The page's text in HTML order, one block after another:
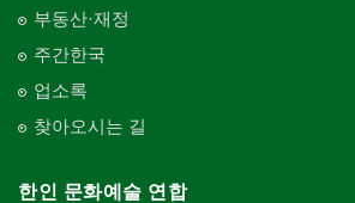
부동산·재정
주간한국
업소록
찾아오시는 길
한인 문화예술 연합